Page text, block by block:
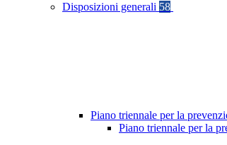
Disposizioni generali 58
Piano triennale per la
Piano triennale per la